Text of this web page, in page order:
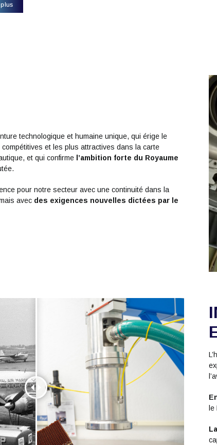
technologique et humaine unique, qui érige le
et les plus attractives dans la carte
et qui confirme l’ambition forte du Royaume
pour notre secteur avec une continuité dans la
avec des exigences nouvelles dictées par le
le